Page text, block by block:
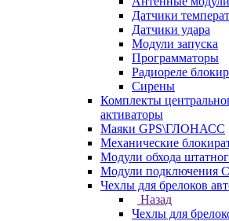
Датчики
Датчики удара
Модули запуска
Программаторы
Радиореле
Сирены
Комплекты
активаторы
Маяки GPS\ГЛОНАСС
Механические
Модули обхода
Модули подключения
Чехлы для брелоков
Назад
Чехлы для